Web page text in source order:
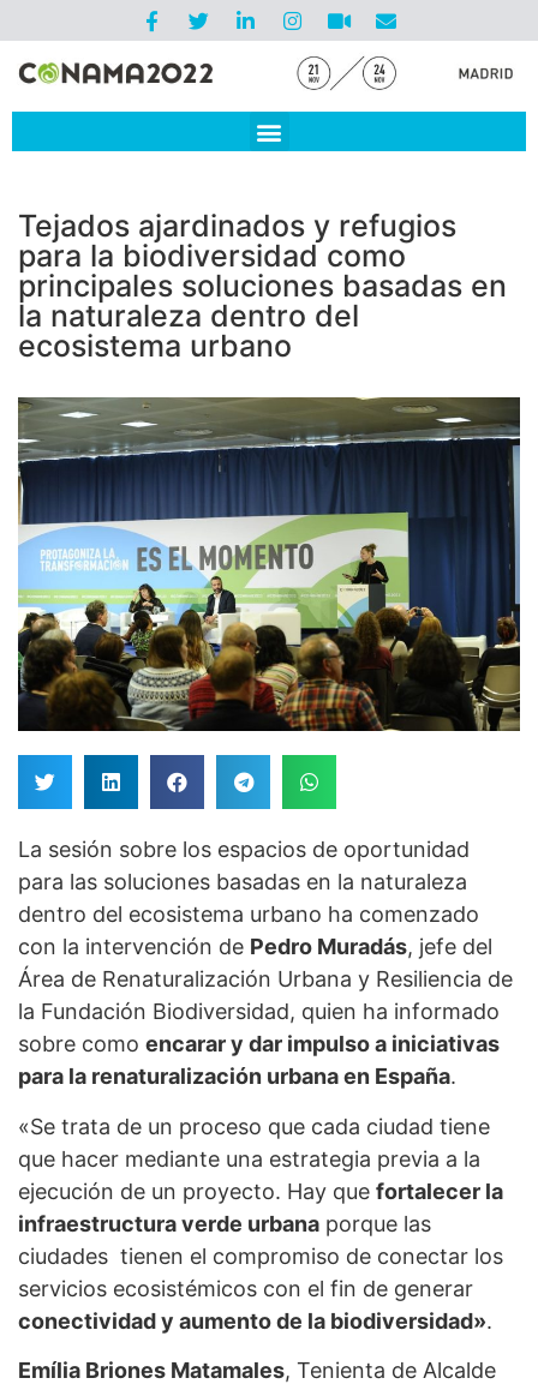
Tejados ajardinados y refugios
para la biodiversidad como
principales soluciones basadas en
la naturaleza dentro del
ecosistema urbano
La sesión sobre los espacios de oportunidad
para las soluciones basadas en la naturaleza
dentro del ecosistema urbano ha comenzado
con la intervención de Pedro Muradás, jefe del
Área de Renaturalización Urbana y Resiliencia de
la Fundación Biodiversidad, quien ha informado
sobre como encarar y dar impulso a iniciativas
para la renaturalización urbana en España.
«Se trata de un proceso que cada ciudad tiene
que hacer mediante una estrategia previa a la
ejecución de un proyecto. Hay que fortalecer la
infraestructura verde urbana porque las
ciudades tienen el compromiso de conectar los
servicios ecosistémicos con el fin de generar
conectividad y aumento de la biodiversidad».
Emília Briones Matamales, Tenienta de Alcalde